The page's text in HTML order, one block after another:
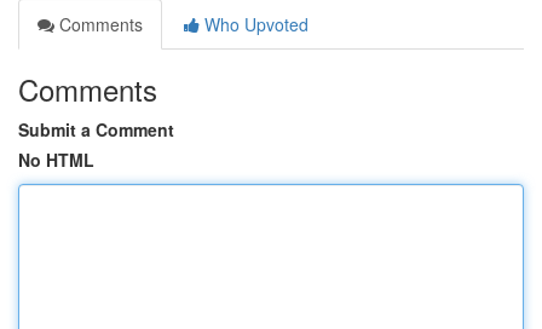
Comments
Who Upvoted
Comments
Submit a Comment
No HTML